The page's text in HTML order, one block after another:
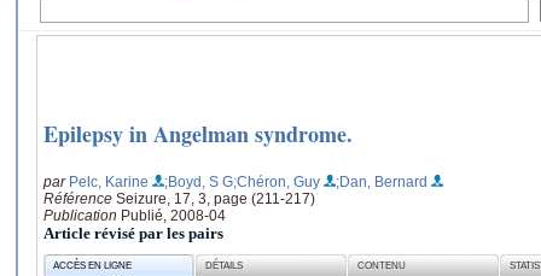
Epilepsy in Angelman syndrome.
par Pelc, Karine ;Boyd, S G;Chéron, Guy
;Dan, Bernard
Référence Seizure, 17, 3, page (211-217)
Publication Publié, 2008-04
Article révisé par les pairs
ACCÈS EN LIGNE DÉTAILS CONTENU